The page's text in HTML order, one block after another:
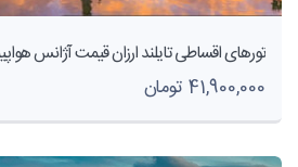
41,900,000 تومان